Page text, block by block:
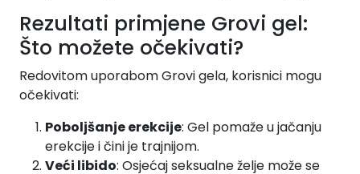
Rezultati primjene Grovi gel:
Što možete očekivati?
Redovitom uporabom Grovi gela, korisnici mogu
očekivati:
Poboljšanje erekcije: Gel pomaže u jačanju
erekcije i čini je trajnijom.
Veći libido: Osjećaj seksualne želje može se